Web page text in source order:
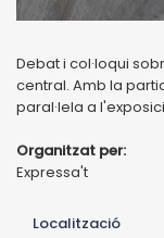
Debat i col·loqui
central. Amb la
paral·lela a
Organitzat per:
Expressa't
Localització